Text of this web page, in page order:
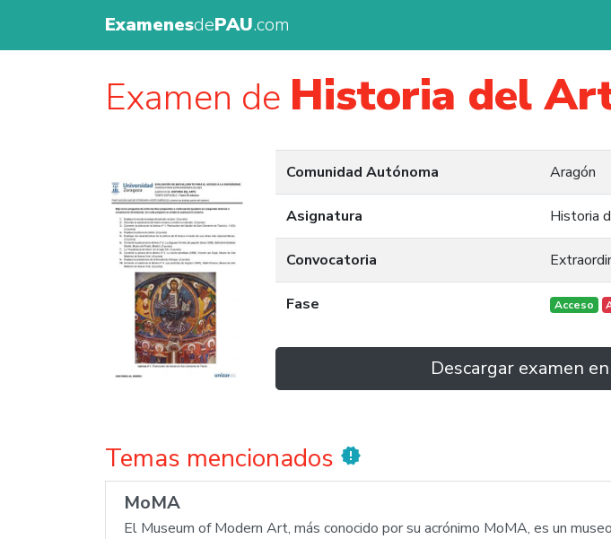
ExamenesdePAU.com
Examen de Historia del
Comunidad Autónoma Aragón
Asignatura Historia
Convocatoria
Fase Acceso
Descargar examen
Temas mencionados new_releases
MoMA
El Museum of Modern Art, más conocido por su acrónimo MoMA, es un